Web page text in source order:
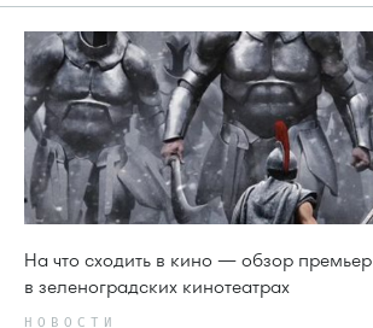
На что сходить в кино — обзор премьер
в зеленоградских кинотеатрах
НОВОСТИ